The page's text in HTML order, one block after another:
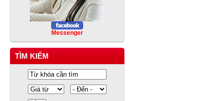
Messenger
TÌM KIẾM